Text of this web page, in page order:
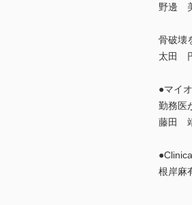
野邊
骨破壊
太田
●マイ
勤務医
藤田
根岸麻